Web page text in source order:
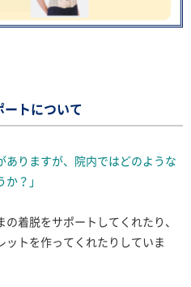
トについて
ありますが、院内ではどのような
？」
着脱をサポートしてくれたり、
トを作ってくれたりしていま